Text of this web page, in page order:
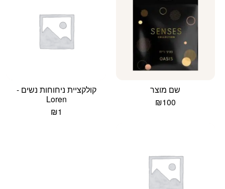
שם מוצר
₪100
קולקציית ניחוחות נשים -
Loren
₪1